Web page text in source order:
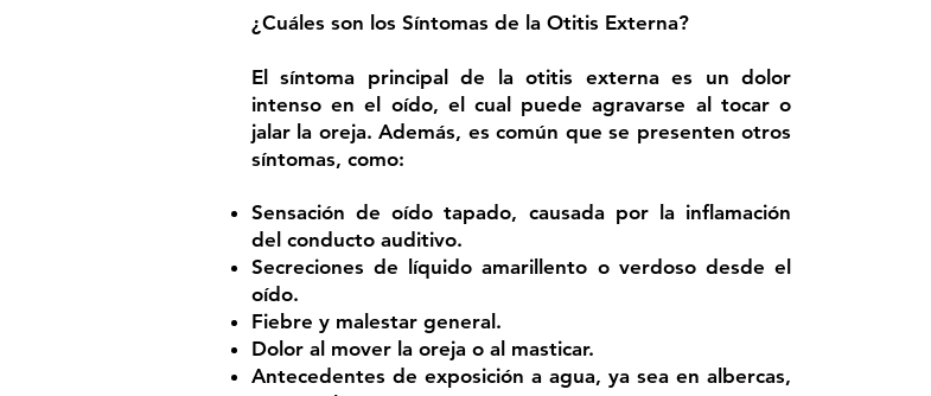
¿Cuáles son los Síntomas de la Otitis Externa?
El síntoma principal de la otitis externa es un dolor
intenso en el oído, el cual puede agravarse al tocar o
jalar la oreja. Además, es común que se presenten otros
síntomas, como:
Sensación de oído tapado, causada por la inflamación
del conducto auditivo.
Secreciones de líquido amarillento o verdoso desde el
oído.
Fiebre y malestar general.
Dolor al mover la oreja o al masticar.
Antecedentes de exposición a agua, ya sea en albercas,